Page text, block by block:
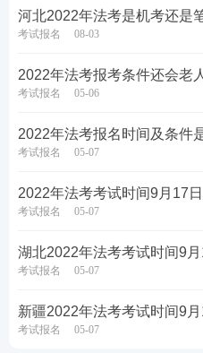
河北2022年法考是机考还是
考试报名 08-03
2022年法考报考条件还会老
考试报名 05-06
2022年法考报名时间及条件
考试报名 05-07
2022年法考考试时间9月17
考试报名 05-07
湖北2022年法考考试时间9月
考试报名 05-07
新疆2022年法考考试时间9
考试报名 05-07